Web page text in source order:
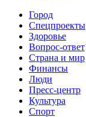
Город
Спецпроекты
Здоровье
Вопрос-ответ
Страна и мир
Финансы
Люди
Пресс-центр
Культура
Спорт